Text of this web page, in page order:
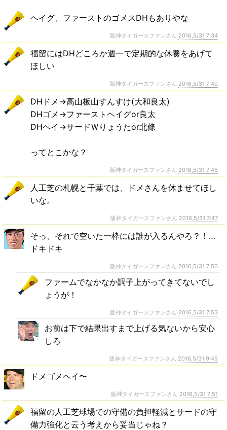
ヘイグ、ファーストのゴメスDHもありやな
阪神タイガースファンさん 2016,5/31 7:34
福留にはDHどころか週一で定期的な休養をあげて
ほしい
阪神タイガースファンさん 2016,5/31 7:40
DHドメ→高山板山すんすけ(大和良太)
DHゴメ→ファーストヘイグor良太
DHヘイ→サードＷりょうたor北條
ってとこかな？
阪神タイガースファンさん 2016,5/31 7:45
人工芝の札幌と千葉では、ドメさんを休ませてほし
いな。
阪神タイガースファンさん 2016,5/31 7:47
そっ、それで空いた一枠には誰が入るんやろ？！…
ドキドキ
阪神タイガースファンさん 2016,5/31 7:50
ファームでなかなか調子上がってきてないでし
ょうが！
阪神タイガースファンさん 2016,5/31 7:53
お前は下で結果出すまで上げる気ないから安心
しろ
阪神タイガースファンさん 2016,5/31 9:45
ドメゴメヘイ〜
阪神タイガースファンさん 2016,5/31 7:51
福留の人工芝球場での守備の負担軽減とサードの守
備力強化と云う考えから妥当じゃね？